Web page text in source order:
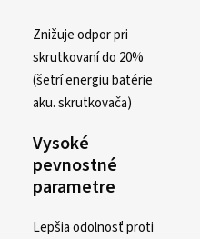
Znižuje odpor pri
skrutkovaní do 20%
(šetrí energiu batérie
aku. skrutkovača)
Vysoké
pevnostné
parametre
Lepšia odolnosť proti